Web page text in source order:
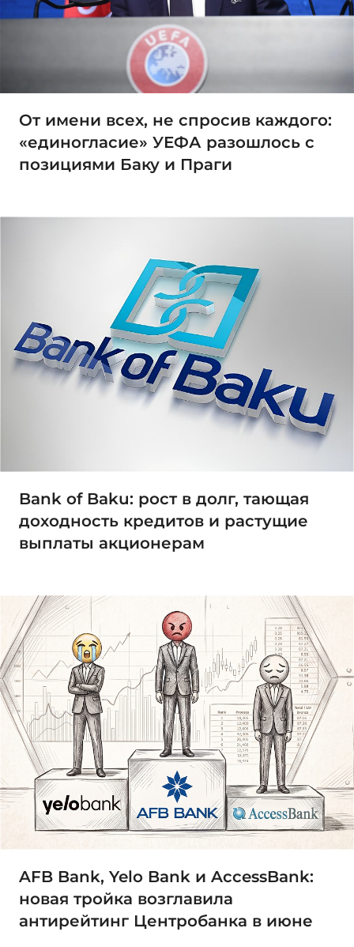
От имени всех, не спросив каждого:
«единогласие» УЕФА разошлось с
позициями Баку и Праги
Bank of Baku: рост в долг, тающая
доходность кредитов и растущие
выплаты акционерам
AFB Bank, Yelo Bank и AccessBank:
новая тройка возглавила
антирейтинг Центробанка в июне